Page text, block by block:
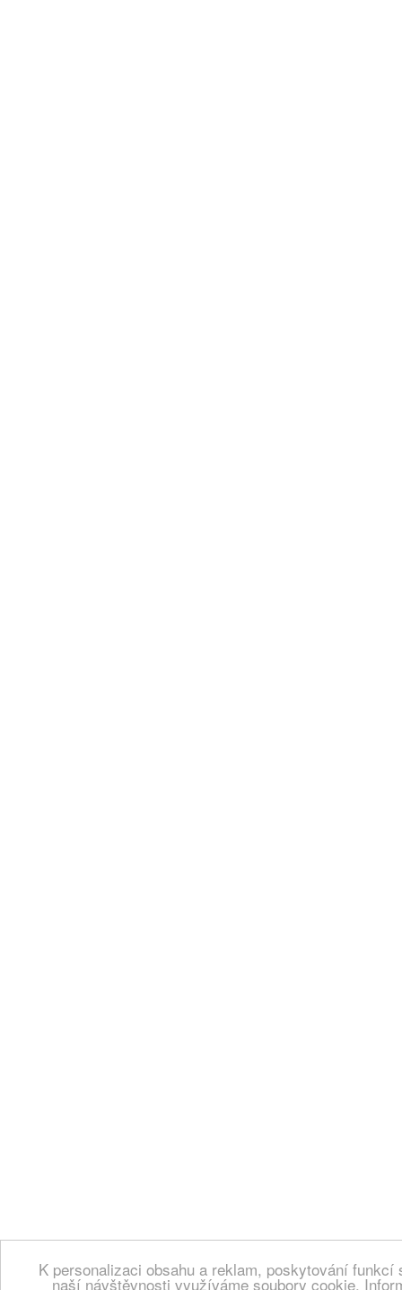
K personalizaci obsahu a reklam, poskytování
naší návštěvnosti využíváme soubory cookie.